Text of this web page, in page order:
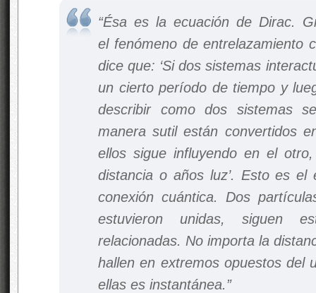
“Ésa es la ecuación de Dirac.
el fenómeno de entrelazamiento
dice que: ‘Si dos sistemas
un cierto período de tiempo y
describir como dos sistemas
manera sutil están convertidos
ellos sigue influyendo en el
distancia o años luz’. Esto es el
conexión cuántica. Dos
estuvieron unidas, siguen
relacionadas. No importa la
hallen en extremos opuestos del
ellas es instantánea.”